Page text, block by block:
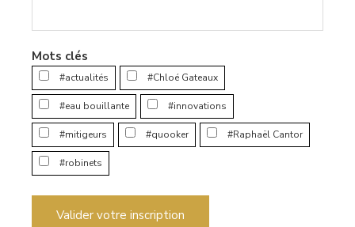
Mots clés
#actualités #Chloé Gateaux
#eau bouillante #innovations
#mitigeurs #quooker #Raphaël Cantor
#robinets
Valider votre inscription